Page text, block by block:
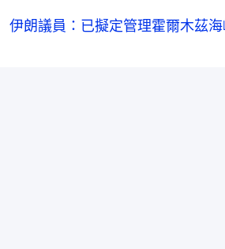
伊朗議員：已擬定管理霍爾木茲